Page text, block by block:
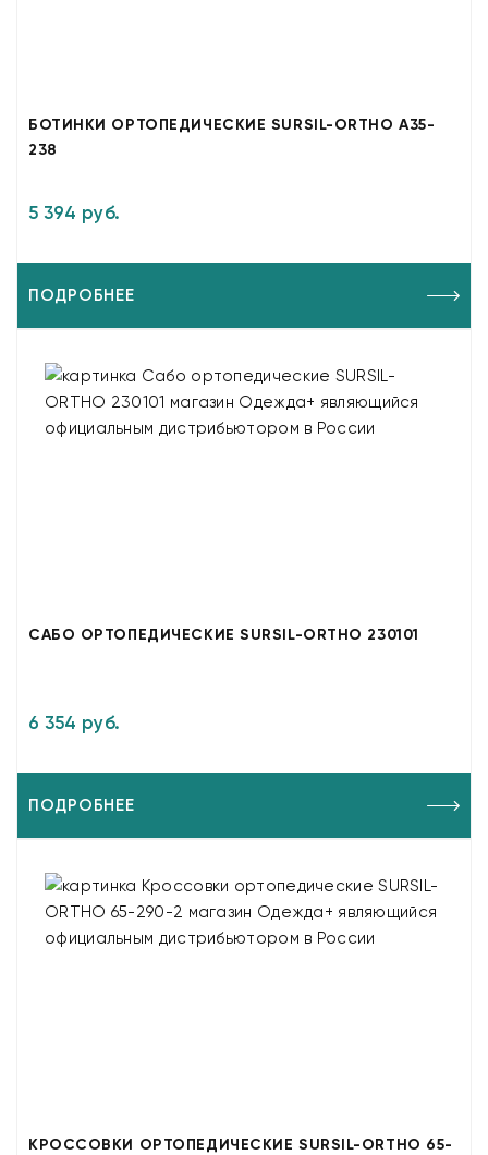
БОТИНКИ ОРТОПЕДИЧЕСКИЕ SURSIL-ORTHO A35-
238
5 394 руб.
ПОДРОБНЕЕ
САБО ОРТОПЕДИЧЕСКИЕ SURSIL-ORTHO 230101
6 354 руб.
ПОДРОБНЕЕ
КРОССОВКИ ОРТОПЕДИЧЕСКИЕ SURSIL-ORTHO 65-